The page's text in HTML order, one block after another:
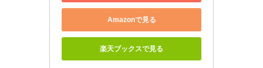
Amazonで見る
楽天ブックスで見る